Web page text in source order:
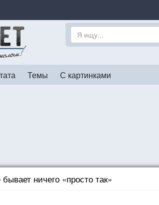
Темы С картинками
ничего «просто так»